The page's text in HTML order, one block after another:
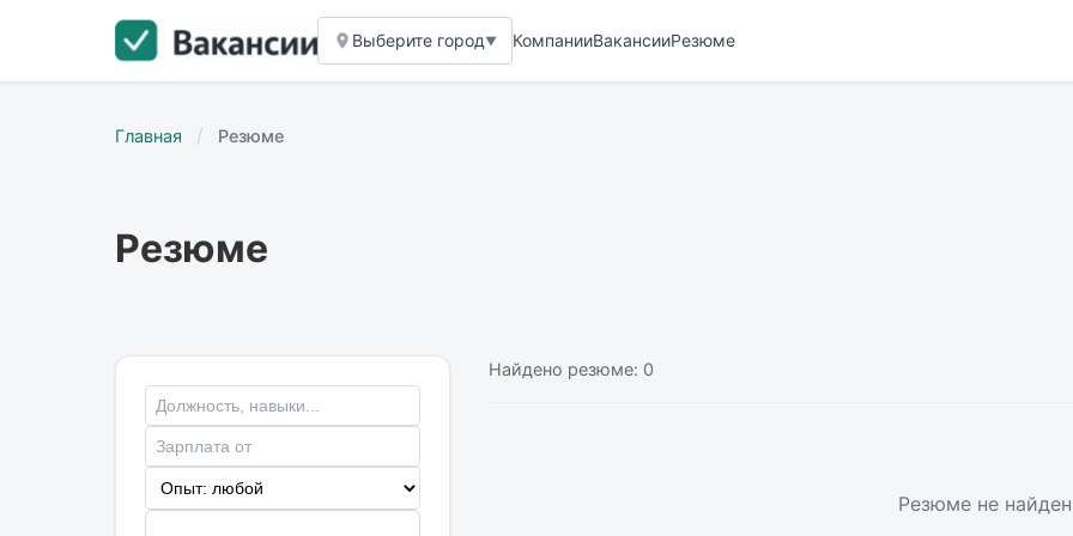
Выберите город▼ КомпанииВакансииРезюме
Главная / Резюме
Резюме
Найдено резюме: 0
Резюме не